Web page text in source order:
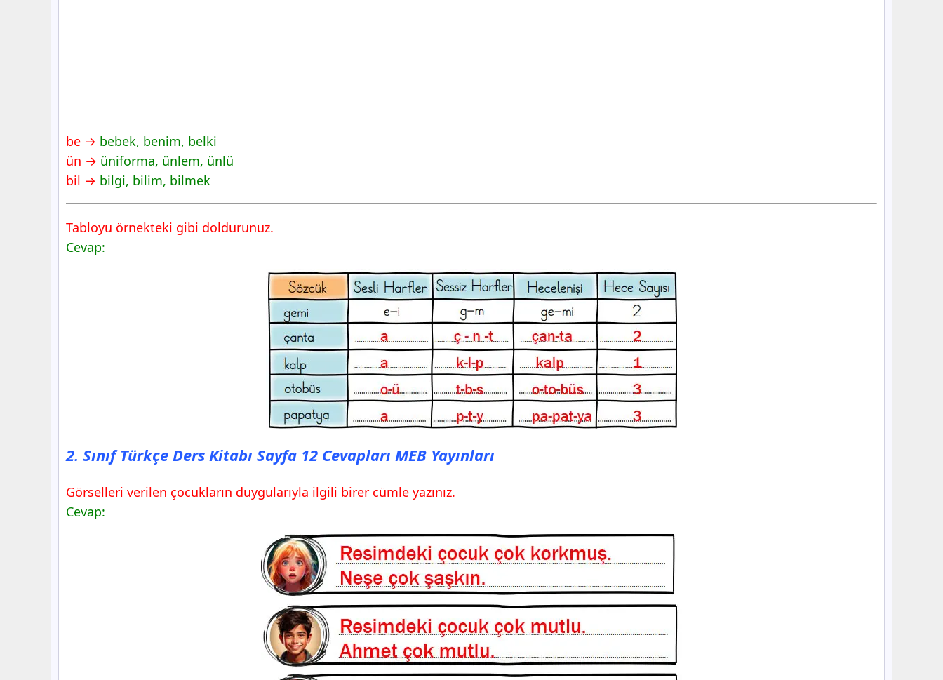
be → bebek, benim, belki
ün → üniforma, ünlem, ünlü
bil → bilgi, bilim, bilmek
Tabloyu örnekteki gibi doldurunuz.
Cevap:
2. Sınıf Türkçe Ders Kitabı Sayfa 12 Cevapları MEB Yayınları
Görselleri verilen çocukların duygularıyla ilgili birer cümle yazınız.
Cevap: